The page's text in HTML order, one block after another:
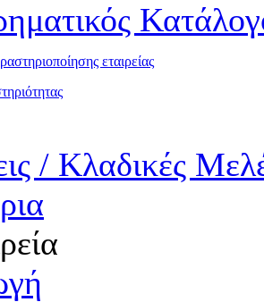
εταιρείας
/ Κλαδικές